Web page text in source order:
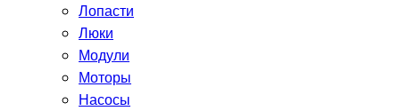
Лопасти
Люки
Модули
Моторы
Насосы